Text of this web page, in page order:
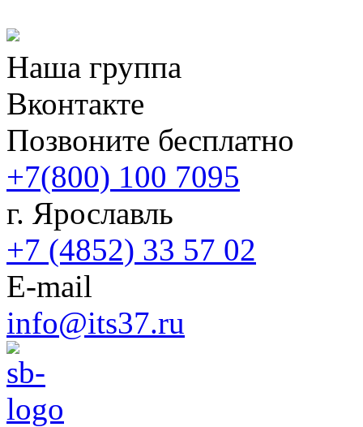
Наша группа
Вконтакте
Позвоните бесплатно
+7(800) 100 7095
г. Ярославль
+7 (4852) 33 57 02
E-mail
info@its37.ru